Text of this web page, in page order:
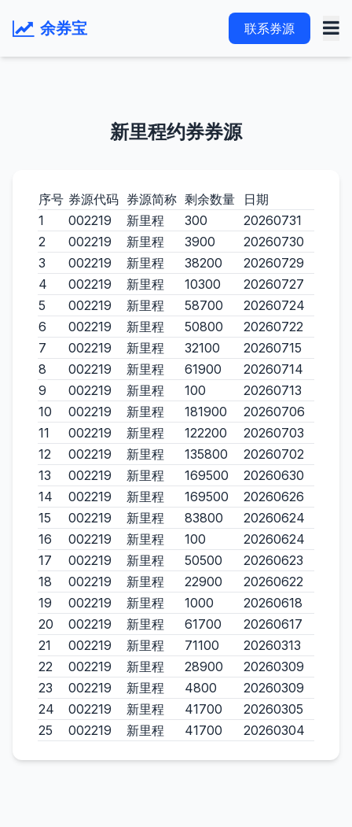
余券宝 联系券源
新里程约券券源
序号 券源代码 券源简称 剩余数量
日期
1
002219 新里程 300
20260731
2
002219 新里程 3900
20260730
3
002219 新里程 38200
20260729
4
002219 新里程 10300
20260727
5
002219 新里程 58700
20260724
6
002219 新里程 50800
20260722
7
002219 新里程 32100
20260715
8
002219 新里程 61900
20260714
9
002219 新里程 100
20260713
10
002219 新里程 181900
20260706
11
002219 新里程 122200
20260703
12
002219 新里程 135800
20260702
13
002219 新里程 169500
20260630
14
002219 新里程 169500
20260626
15
002219 新里程 83800
20260624
16
002219 新里程 100
20260624
17
002219 新里程 50500
20260623
18
002219 新里程 22900
20260622
19
002219 新里程 1000
20260618
20
002219 新里程 61700
20260617
21
002219 新里程 71100
20260313
22
002219 新里程 28900
20260309
23
002219 新里程 4800
20260309
24
002219 新里程 41700
20260305
25
002219 新里程 41700 20260304